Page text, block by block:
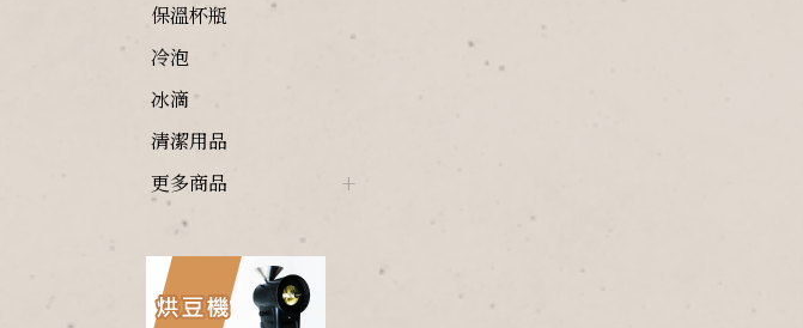
保溫杯瓶
冷泡
冰滴
清潔用品
更多商品